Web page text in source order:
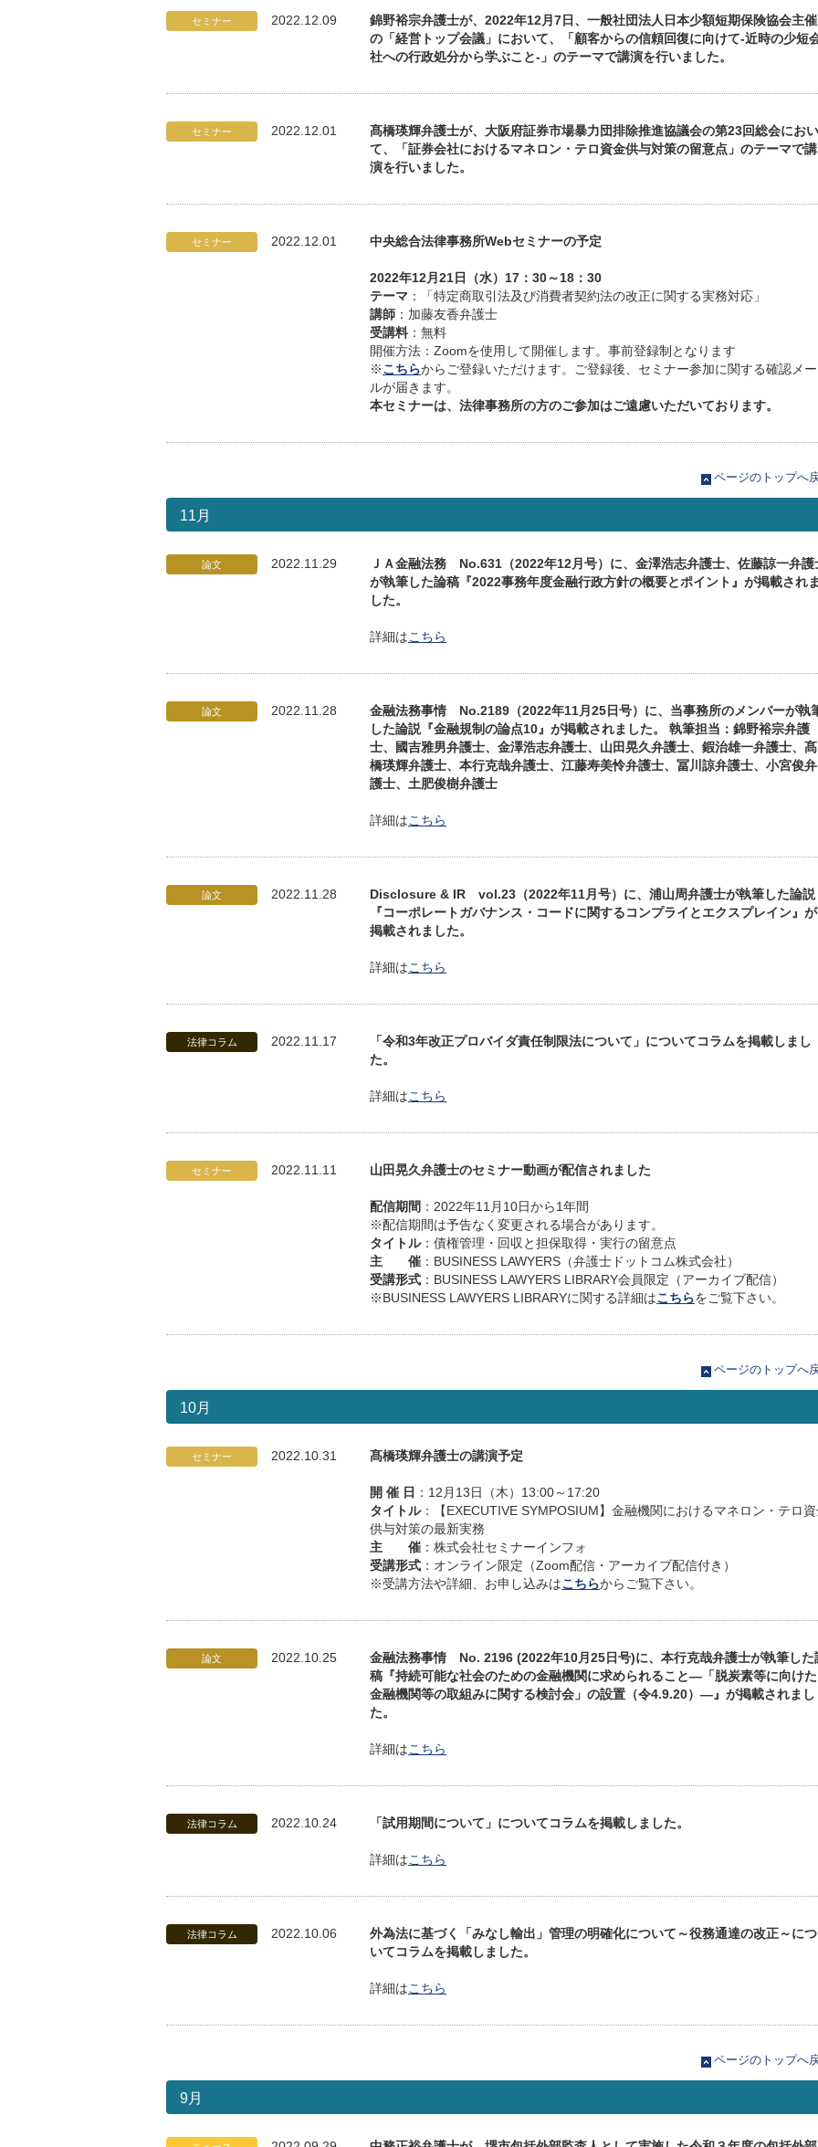
セミナー 2022.12.09
錦野裕宗弁護士が、2022年12月7日、一般社団法人日本少額短期保険協会主催
の「経営トップ会議」において、「顧客からの信頼回復に向けて‐近時の少短
社への行政処分から学ぶこと‐」のテーマで講演を行いました。
セミナー 2022.12.01
髙橋瑛輝弁護士が、大阪府証券市場暴力団排除推進協議会の第23回総会におい
て、「証券会社におけるマネロン・テロ資金供与対策の留意点」のテーマで講
演を行いました。
セミナー 2022.12.01 中央総合法律事務所Webセミナーの予定
2022年12月21日（水）17：30～18：30
テーマ ：「特定商取引法及び消費者契約法の改正に関する実務対応」
講師 ：加藤友香弁護士
受講料 ：無料
開催方法：Zoomを使用して開催します。 事前登録制 となります
※こちらからご登録いただけます。ご登録後、セミナー参加に関する確認メー
ルが届きます。
本セミナーは、法律事務所の方のご参加はご遠慮いただいております。
ページのトップへ
11月
論文 2022.11.29
ＪＡ金融法務 No.631（2022年12月号）に、金澤浩志弁護士、佐藤諒一弁護
が執筆した論稿『2022事務年度金融行政方針の概要とポイント』が掲載され
した。
詳細はこちら
論文 2022.11.28
金融法務事情 No.2189（2022年11月25日号）に、当事務所のメンバーが執
した論説『金融規制の論点10』が掲載されました。 執筆担当：錦野裕宗弁護
士、國吉雅男弁護士、金澤浩志弁護士、山田晃久弁護士、鍜治雄一弁護士、髙
橋瑛輝弁護士、本行克哉弁護士、江藤寿美怜弁護士、冨川諒弁護士、小宮俊弁
護士、土肥俊樹弁護士
詳細はこちら
論文 2022.11.28
Disclosure & IR vol.23（2022年11月号）に、浦山周弁護士が執筆した論説
『コーポレートガバナンス・コードに関するコンプライとエクスプレイン』が
掲載されました。
詳細はこちら
法律コラム 2022.11.17
「令和3年改正プロバイダ責任制限法について」についてコラムを掲載しまし
た。
詳細はこちら
セミナー 2022.11.11 山田晃久弁護士のセミナー動画が配信されました
配信期間 ：2022年11月10日から1年間
※配信期間は予告なく変更される場合があります。
タイトル：債権管理・回収と担保取得・実行の留意点
主 催 ：BUSINESS LAWYERS（弁護士ドットコム株式会社）
受講形式 ：BUSINESS LAWYERS LIBRARY会員限定（アーカイブ配信）
※BUSINESS LAWYERS LIBRARYに関する詳細はこちらをご覧下さい。
ページのトップへ
10月
セミナー 2022.10.31 髙橋瑛輝弁護士の講演予定
開 催 日 ：12月13日（木）13:00～17:20
タイトル：【EXECUTIVE SYMPOSIUM】金融機関におけるマネロン・テロ
供与対策の最新実務
主 催 ：株式会社セミナーインフォ
受講形式 ：オンライン限定（Zoom配信・アーカイブ配信付き）
※受講方法や詳細、お申し込みはこちらからご覧下さい。
論文 2022.10.25
金融法務事情 No. 2196 (2022年10月25日号)に、本行克哉弁護士が執筆した
稿『持続可能な社会のための金融機関に求められること―「脱炭素等に向けた
金融機関等の取組みに関する検討会」の設置（令4.9.20）—』が掲載されまし
た。
詳細はこちら
法律コラム 2022.10.24 「試用期間について」についてコラムを掲載しました。
詳細はこちら
法律コラム 2022.10.06
外為法に基づく「みなし輸出」管理の明確化について～役務通達の改正～につ
いてコラムを掲載しました。
詳細はこちら
ページのトップへ
9月